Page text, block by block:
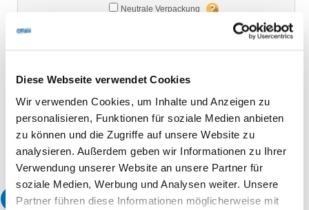
Diese Webseite verwendet Cookies
Wir verwenden Cookies, um Inhalte und Anzeigen zu
personalisieren, Funktionen für soziale Medien anbieten
zu können und die Zugriffe auf unsere Website zu
analysieren. Außerdem geben wir Informationen zu Ihrer
Verwendung unserer Website an unsere Partner für
soziale Medien, Werbung und Analysen weiter. Unsere
Partner führen diese Informationen möglicherweise mit
Neutrale Verpackung
Auftragserfassung durch unseren
Datenformat
Produktionszeit 7 Arbeitstage
Korrekturabzug Ohne Proof
3 Wählen Sie Ihre gewünschte Menge: